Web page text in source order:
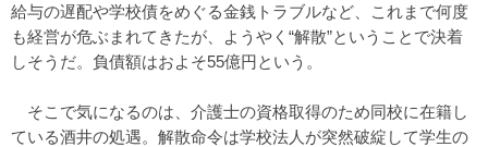
給与の遅配や学校債をめぐる金銭トラブルなど、これまで何度
も経営が危ぶまれてきたが、ようやく“解散”ということで決着
しそうだ。負債額はおよそ55億円という。
そこで気になるのは、介護士の資格取得のため同校に在籍し
ている酒井の処遇。解散命令は学校法人が突然破綻して学生の